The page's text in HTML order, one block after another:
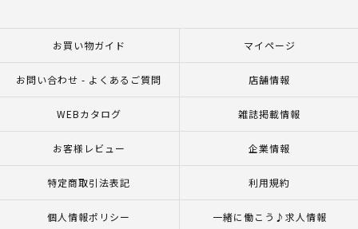
お買い物ガイド マイページ
お問い合わせ - よくあるご質問 店舗情報
WEBカタログ 雑誌掲載情報
お客様レビュー 企業情報
特定商取引法表記 利用規約
個人情報ポリシー 一緒に働こう♪求人情報